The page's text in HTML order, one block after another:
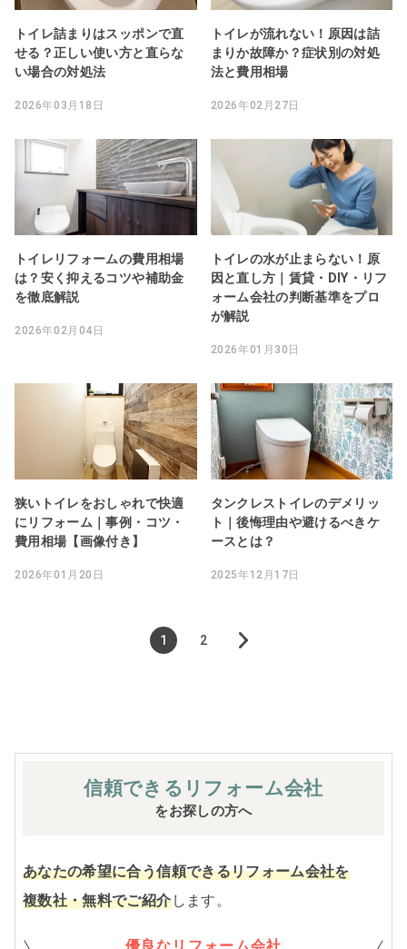
トイレ詰まりはスッポンで直
せる？正しい使い方と直らな
い場合の対処法
2026年03月18日
トイレが流れない！原因は詰
まりか故障か？症状別の対処
法と費用相場
2026年02月27日
トイレリフォームの費用相場
は？安く抑えるコツや補助金
を徹底解説
2026年02月04日
トイレの水が止まらない！原
因と直し方｜賃貸・DIY・リフ
ォーム会社の判断基準をプロ
が解説
2026年01月30日
狭いトイレをおしゃれで快適
にリフォーム｜事例・コツ・
費用相場【画像付き】
2026年01月20日
タンクレストイレのデメリッ
ト｜後悔理由や避けるべきケ
ースとは？
2025年12月17日
1 2
信頼できる リフォーム会社
をお探しの方へ
あなたの希望に合う信頼できるリフォーム会社を
複数社・無料でご紹介します。